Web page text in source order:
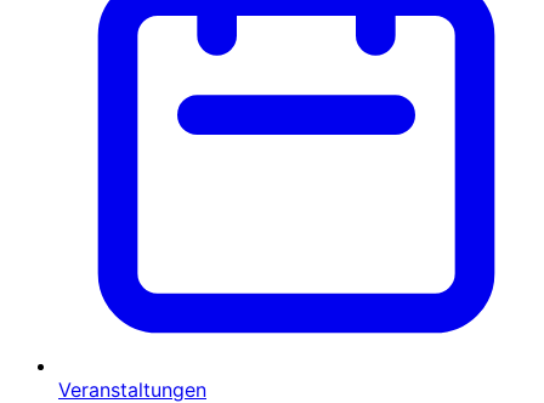
Veranstaltungen